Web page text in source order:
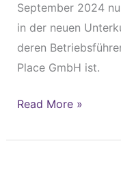
September 2024
in der neuen
deren
Place GmbH ist.
Read More »